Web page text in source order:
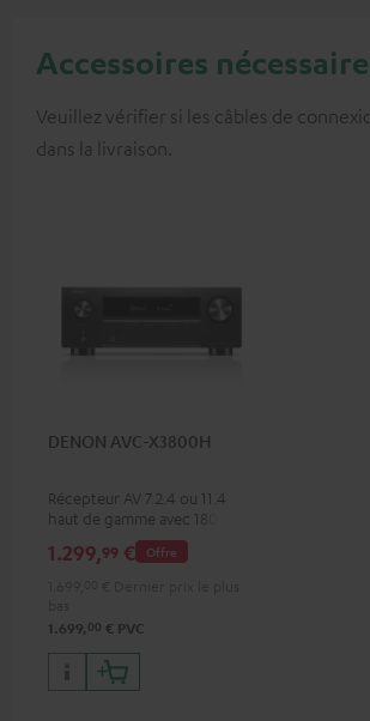
Accessoires
Veuillez vérifier si les câbles de
dans la livraison.
DENON AVC-X3800H
Récepteur AV 7.2.4 ou 11.4
haut de gamme avec 180
watts de puissance de sortie
par canal
Offre
1.299,99 €
1.699, 00 € PVC